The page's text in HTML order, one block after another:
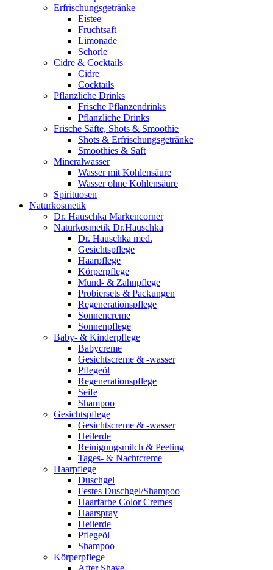
Erfrischungsgetränke
Eistee
Fruchtsaft
Limonade
Schorle
Cidre & Cocktails
Cidre
Cocktails
Pflanzliche Drinks
Frische Pflanzendrinks
Pflanzliche Drinks
Frische Säfte, Shots & Smoothie
Shots & Erfrischungsgetränke
Smoothies & Saft
Mineralwasser
Wasser mit Kohlensäure
Wasser ohne Kohlensäure
Spirituosen
Naturkosmetik
Dr. Hauschka Markencorner
Naturkosmetik Dr.Hauschka
Dr. Hauschka med.
Gesichtspflege
Haarpflege
Körperpflege
Mund- & Zahnpflege
Probiersets & Packungen
Regenerationspflege
Sonnencreme
Sonnenpflege
Baby- & Kinderpflege
Babycreme
Gesichtscreme & -wasser
Pflegeöl
Regenerationspflege
Seife
Shampoo
Gesichtspflege
Gesichtscreme & -wasser
Heilerde
Reinigungsmilch & Peeling
Tages- & Nachtcreme
Haarpflege
Duschgel
Festes Duschgel/Shampoo
Haarfarbe Color Cremes
Haarspray
Heilerde
Pflegeöl
Shampoo
Körperpflege
After Shave